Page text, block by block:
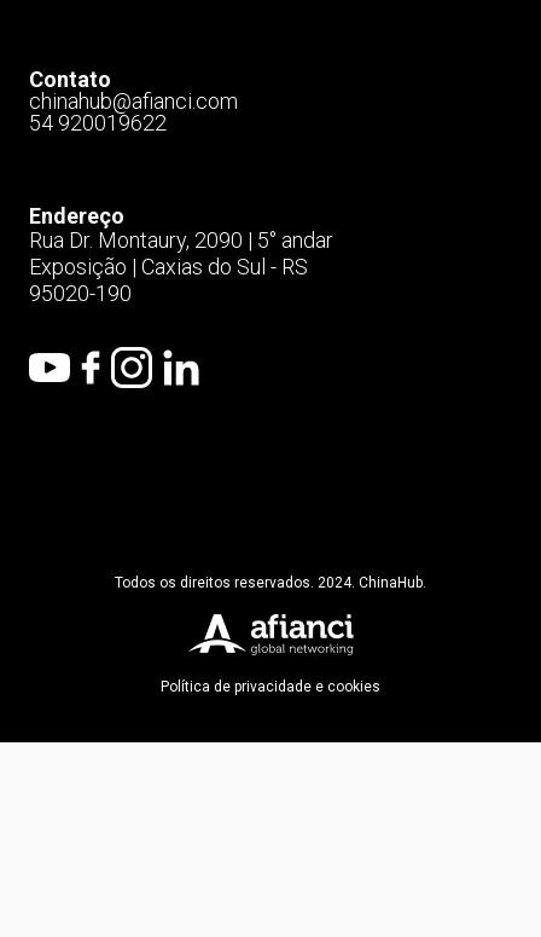
Contato
chinahub@afianci.com​
54 920019622
Endereço
Rua Dr. Montaury, 2090 | 5° andar
Exposição | Caxias do Sul - RS
95020-190​
Todos os direitos reservados. 2024. ChinaHub.
Política de privacidade e cookies